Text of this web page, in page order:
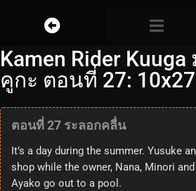
Kamen Rider Kuuga
คูกะ ตอนที่ 27: 10x27
ตอนที่ 27 ระลอกคลื่น
It’s a day during the summer. Yusuke
shop while the owner, Nana, Minori
Ayako go out to a pool.